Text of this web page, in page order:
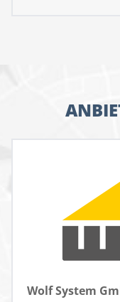
Wolf System